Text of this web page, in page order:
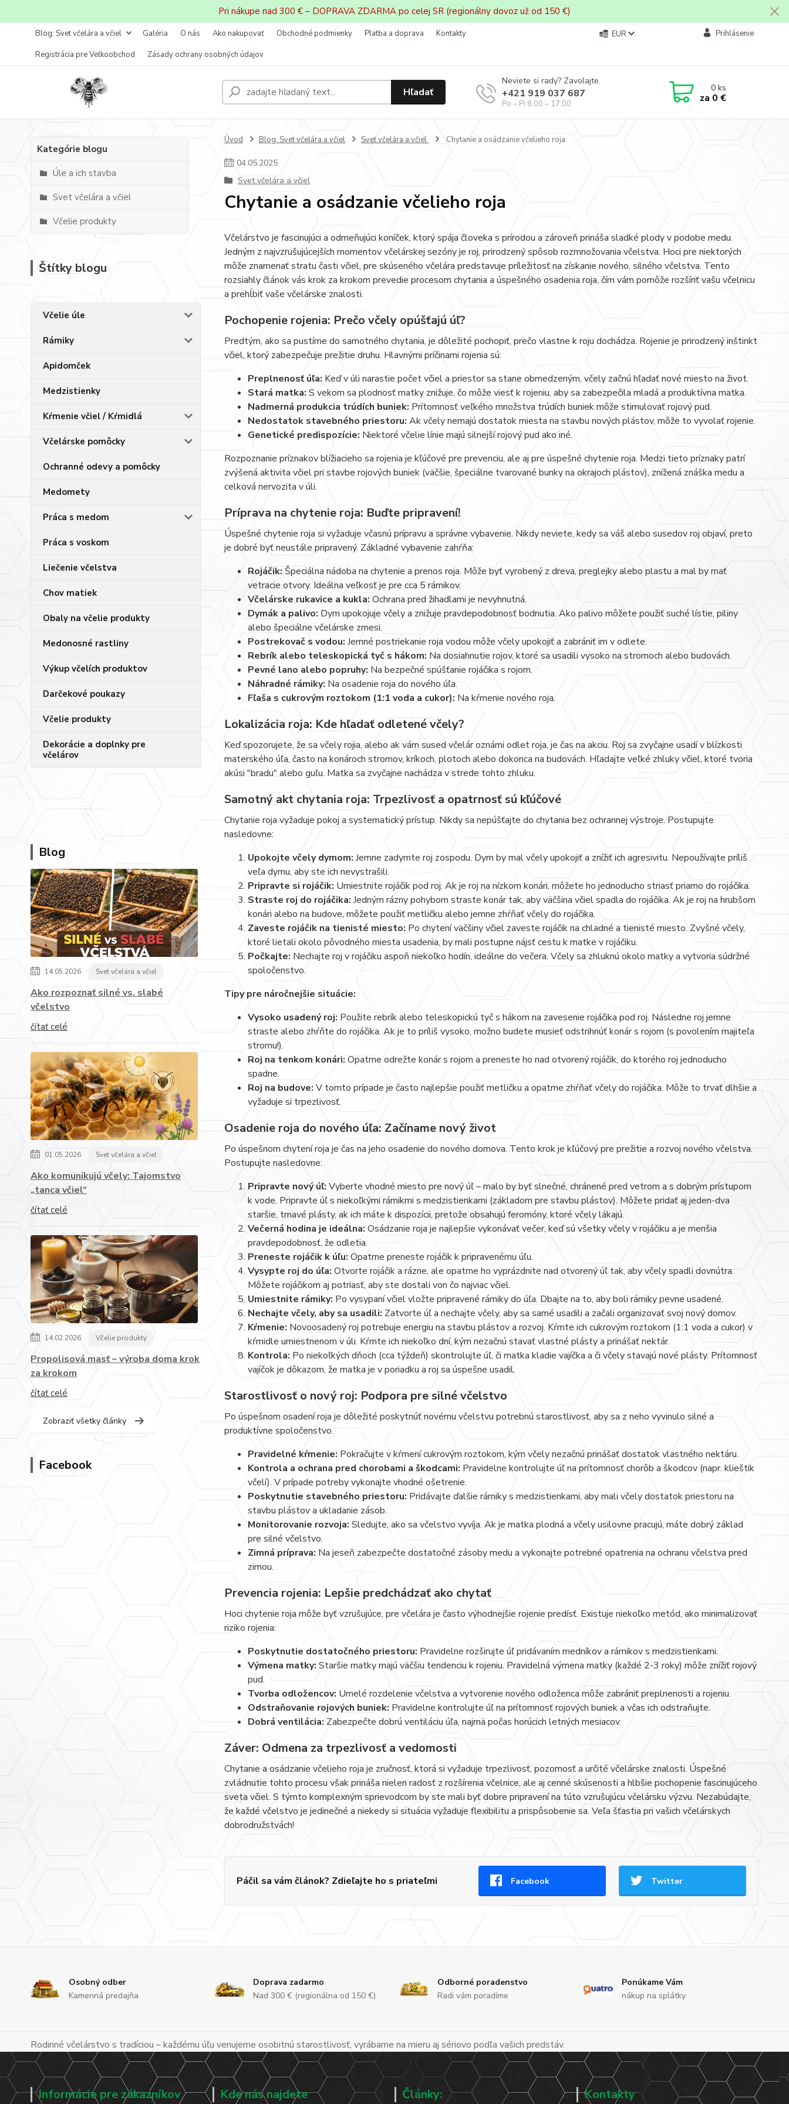
Pri nákupe nad 300 € – DOPRAVA ZDARMA po celej SR (regionálny dovoz už od 150 €)
Blog: Svet včelára a včiel Galéria O nás Ako nakupovať Obchodné podmienky Platba a doprava
Kontakty
Registrácia pre Veľkoobchod
Zásady ochrany osobných údajov
EUR Prihlásenie
Hľadať
Neviete si rady? Zavolajte.
+421 919 037 687
Po – Pi 8:00 – 17:00
0ks
za 0 €
Kategórie blogu
Úle a ich stavba
Svet včelára a včiel
Včelie produkty
Štítky blogu
Včelie úle
Rámiky
Apidomček
Medzistienky
Kŕmenie včiel / Kŕmidlá
Včelárske pomôcky
Ochranné odevy a pomôcky
Medomety
Práca s medom
Práca s voskom
Liečenie včelstva
Chov matiek
Obaly na včelie produkty
Medonosné rastliny
Výkup včelích produktov
Darčekové poukazy
Včelie produkty
Dekorácie a doplnky pre
včelárov
Blog
14.05.2026 Svet včelára a včiel
Ako rozpoznať silné vs. slabé
včelstvo
čítať celé
01.05.2026 Svet včelára a včiel
Ako komunikujú včely: Tajomstvo
„tanca včiel“
čítať celé
14.02.2026 Včelie produkty
Propolisová masť – výroba doma krok
za krokom
čítať celé
Zobraziť všetky články
Facebook
Úvod Blog: Svet včelára a včiel Svet včelára a včiel Chytanie a osádzanie včelieho roja
04.05.2025
Svet včelára a včiel
Chytanie a osádzanie včelieho roja
Včelárstvo je fascinujúci a odmeňujúci koníček, ktorý spája človeka s prírodou a zároveň prináša sladké plody v podobe medu.
Jedným z najvzrušujúcejších momentov včelárskej sezóny je roj, prirodzený spôsob rozmnožovania včelstva. Hoci pre niektorých
môže znamenať stratu časti včiel, pre skúseného včelára predstavuje príležitosť na získanie nového, silného včelstva. Tento
rozsiahly článok vás krok za krokom prevedie procesom chytania a úspešného osadenia roja, čím vám pomôže rozšíriť vašu včelnicu
a prehĺbiť vaše včelárske znalosti.
Pochopenie rojenia: Prečo včely opúšťajú úľ?
Predtým, ako sa pustíme do samotného chytania, je dôležité pochopiť, prečo vlastne k roju dochádza. Rojenie je prirodzený inštinkt
včiel, ktorý zabezpečuje prežitie druhu. Hlavnými príčinami rojenia sú:
Preplnenosť úľa: Keď v úli narastie počet včiel a priestor sa stane obmedzeným, včely začnú hľadať nové miesto na život.
Stará matka: S vekom sa plodnosť matky znižuje, čo môže viesť k rojeniu, aby sa zabezpečila mladá a produktívna matka.
Nadmerná produkcia trúdích buniek: Prítomnosť veľkého množstva trúdích buniek môže stimulovať rojový pud.
Nedostatok stavebného priestoru: Ak včely nemajú dostatok miesta na stavbu nových plástov, môže to vyvolať rojenie.
Genetické predispozície: Niektoré včelie línie majú silnejší rojový pud ako iné.
Rozpoznanie príznakov blížiacieho sa rojenia je kľúčové pre prevenciu, ale aj pre úspešné chytenie roja. Medzi tieto príznaky patrí
zvýšená aktivita včiel pri stavbe rojových buniek (väčšie, špeciálne tvarované bunky na okrajoch plástov), znížená znáška medu a
celková nervozita v úli.
Príprava na chytenie roja: Buďte pripravení!
Úspešné chytenie roja si vyžaduje včasnú prípravu a správne vybavenie. Nikdy neviete, kedy sa váš alebo susedov roj objaví, preto
je dobré byť neustále pripravený. Základné vybavenie zahŕňa:
Rojáčik: Špeciálna nádoba na chytenie a prenos roja. Môže byť vyrobený z dreva, preglejky alebo plastu a mal by mať
vetracie otvory. Ideálna veľkosť je pre cca 5 rámikov.
Včelárske rukavice a kukla: Ochrana pred žihadlami je nevyhnutná.
Dymák a palivo: Dym upokojuje včely a znižuje pravdepodobnosť bodnutia. Ako palivo môžete použiť suché lístie, piliny
alebo špeciálne včelárske zmesi.
Postrekovač s vodou: Jemné postriekanie roja vodou môže včely upokojiť a zabrániť im v odlete.
Rebrík alebo teleskopická tyč s hákom: Na dosiahnutie rojov, ktoré sa usadili vysoko na stromoch alebo budovách.
Pevné lano alebo popruhy: Na bezpečné spúšťanie rojáčika s rojom.
Náhradné rámiky: Na osadenie roja do nového úľa.
Fľaša s cukrovým roztokom (1:1 voda a cukor): Na kŕmenie nového roja.
Lokalizácia roja: Kde hľadať odletené včely?
Keď spozorujete, že sa včely rojia, alebo ak vám sused včelár oznámi odlet roja, je čas na akciu. Roj sa zvyčajne usadí v blízkosti
materského úľa, často na konároch stromov, kríkoch, plotoch alebo dokonca na budovách. Hľadajte veľké zhluky včiel, ktoré tvoria
akúsi "bradu" alebo guľu. Matka sa zvyčajne nachádza v strede tohto zhluku.
Samotný akt chytania roja: Trpezlivosť a opatrnosť sú kľúčové
Chytanie roja vyžaduje pokoj a systematický prístup. Nikdy sa nepúšťajte do chytania bez ochrannej výstroje. Postupujte
nasledovne:
Upokojte včely dymom: Jemne zadymte roj zospodu. Dym by mal včely upokojiť a znížiť ich agresivitu. Nepoužívajte príliš
veľa dymu, aby ste ich nevystrašili.
Pripravte si rojáčik: Umiestnite rojáčik pod roj. Ak je roj na nízkom konári, môžete ho jednoducho striasť priamo do rojáčika.
Straste roj do rojáčika: Jedným rázny pohybom straste konár tak, aby väčšina včiel spadla do rojáčika. Ak je roj na hrubšom
konári alebo na budove, môžete použiť metličku alebo jemne zhŕňať včely do rojáčika.
Zaveste rojáčik na tienisté miesto: Po chytení väčšiny včiel zaveste rojáčik na chladné a tienisté miesto. Zvyšné včely,
ktoré lietali okolo pôvodného miesta usadenia, by mali postupne nájsť cestu k matke v rojáčiku.
Počkajte: Nechajte roj v rojáčiku aspoň niekoľko hodín, ideálne do večera. Včely sa zhluknú okolo matky a vytvoria súdržné
spoločenstvo.
Tipy pre náročnejšie situácie:
Vysoko usadený roj: Použite rebrík alebo teleskopickú tyč s hákom na zavesenie rojáčika pod roj. Následne roj jemne
straste alebo zhŕňte do rojáčika. Ak je to príliš vysoko, možno budete musieť odstrihnúť konár s rojom (s povolením majiteľa
stromu!).
Roj na tenkom konári: Opatrne odrežte konár s rojom a preneste ho nad otvorený rojáčik, do ktorého roj jednoducho
spadne.
Roj na budove: V tomto prípade je často najlepšie použiť metličku a opatrne zhŕňať včely do rojáčika. Môže to trvať dlhšie a
vyžaduje si trpezlivosť.
Osadenie roja do nového úľa: Začíname nový život
Po úspešnom chytení roja je čas na jeho osadenie do nového domova. Tento krok je kľúčový pre prežitie a rozvoj nového včelstva.
Postupujte nasledovne:
Pripravte nový úľ: Vyberte vhodné miesto pre nový úľ – malo by byť slnečné, chránené pred vetrom a s dobrým prístupom
k vode. Pripravte úľ s niekoľkými rámikmi s medzistienkami (základom pre stavbu plástov). Môžete pridať aj jeden-dva
staršie, tmavé plásty, ak ich máte k dispozícii, pretože obsahujú feromóny, ktoré včely lákajú.
Večerná hodina je ideálna: Osádzanie roja je najlepšie vykonávať večer, keď sú všetky včely v rojáčiku a je menšia
pravdepodobnosť, že odletia.
Preneste rojáčik k úľu: Opatrne preneste rojáčik k pripravenému úľu.
Vysypte roj do úľa: Otvorte rojáčik a rázne, ale opatrne ho vyprázdnite nad otvorený úľ tak, aby včely spadli dovnútra.
Môžete rojáčikom aj potriasť, aby ste dostali von čo najviac včiel.
Umiestnite rámiky: Po vysypaní včiel vložte pripravené rámiky do úľa. Dbajte na to, aby boli rámiky pevne usadené.
Nechajte včely, aby sa usadili: Zatvorte úľ a nechajte včely, aby sa samé usadili a začali organizovať svoj nový domov.
Kŕmenie: Novoosadený roj potrebuje energiu na stavbu plástov a rozvoj. Kŕmte ich cukrovým roztokom (1:1 voda a cukor) v
kŕmidle umiestnenom v úli. Kŕmte ich niekoľko dní, kým nezačnú stavať vlastné plásty a prinášať nektár.
Kontrola: Po niekoľkých dňoch (cca týždeň) skontrolujte úľ, či matka kladie vajíčka a či včely stavajú nové plásty. Prítomnosť
vajíčok je dôkazom, že matka je v poriadku a roj sa úspešne usadil.
Starostlivosť o nový roj: Podpora pre silné včelstvo
Po úspešnom osadení roja je dôležité poskytnúť novému včelstvu potrebnú starostlivosť, aby sa z neho vyvinulo silné a
produktívne spoločenstvo.
Pravidelné kŕmenie: Pokračujte v kŕmení cukrovým roztokom, kým včely nezačnú prinášať dostatok vlastného nektáru.
Kontrola a ochrana pred chorobami a škodcami: Pravidelne kontrolujte úľ na prítomnosť chorôb a škodcov (napr. klieštik
včelí). V prípade potreby vykonajte vhodné ošetrenie.
Poskytnutie stavebného priestoru: Pridávajte ďalšie rámiky s medzistienkami, aby mali včely dostatok priestoru na
stavbu plástov a ukladanie zásob.
Monitorovanie rozvoja: Sledujte, ako sa včelstvo vyvíja. Ak je matka plodná a včely usilovne pracujú, máte dobrý základ
pre silné včelstvo.
Zimná príprava: Na jeseň zabezpečte dostatočné zásoby medu a vykonajte potrebné opatrenia na ochranu včelstva pred
zimou.
Prevencia rojenia: Lepšie predchádzať ako chytať
Hoci chytenie roja môže byť vzrušujúce, pre včelára je často výhodnejšie rojenie predísť. Existuje niekoľko metód, ako minimalizovať
riziko rojenia:
Poskytnutie dostatočného priestoru: Pravidelne rozširujte úľ pridávaním medníkov a rámikov s medzistienkami.
Výmena matky: Staršie matky majú väčšiu tendenciu k rojeniu. Pravidelná výmena matky (každé 2-3 roky) môže znížiť rojový
pud.
Tvorba odložencov: Umelé rozdelenie včelstva a vytvorenie nového odloženca môže zabrániť preplnenosti a rojeniu.
Odstraňovanie rojových buniek: Pravidelne kontrolujte úľ na prítomnosť rojových buniek a včas ich odstraňujte.
Dobrá ventilácia: Zabezpečte dobrú ventiláciu úľa, najmä počas horúcich letných mesiacov.
Záver: Odmena za trpezlivosť a vedomosti
Chytanie a osádzanie včelieho roja je zručnosť, ktorá si vyžaduje trpezlivosť, pozornosť a určité včelárske znalosti. Úspešné
zvládnutie tohto procesu však prináša nielen radosť z rozšírenia včelnice, ale aj cenné skúsenosti a hlbšie pochopenie fascinujúceho
sveta včiel. S týmto komplexným sprievodcom by ste mali byť dobre pripravení na túto vzrušujúcu včelársku výzvu. Nezabúdajte,
že každé včelstvo je jedinečné a niekedy si situácia vyžaduje flexibilitu a prispôsobenie sa. Veľa šťastia pri vašich včelárskych
dobrodružstvách!
Páčil sa vám článok? Zdieľajte ho s priateľmi Facebook Twitter
Osobný odber
Kamenná predajňa
Doprava zadarmo
Nad 300 € (regionálna od 150 €)
Odborné poradenstvo
Radi vám poradíme
Ponúkame Vám
nákup na splátky
Rodinné včelárstvo s tradíciou – každému úľu venujeme osobitnú starostlivosť, vyrábame na mieru aj sériovo podľa vašich predstáv.
Informácie pre zákazníkov Kde nás najdete Články: Kontakty